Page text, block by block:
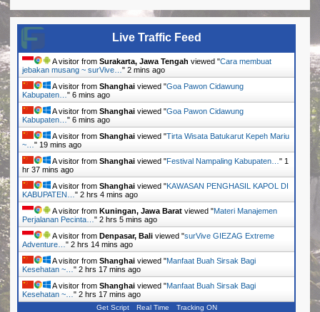
Live Traffic Feed
A visitor from Surakarta, Jawa Tengah viewed "Cara membuat
jebakan musang ~ surVive… " 2 mins ago
A visitor from Shanghai viewed "Goa Pawon Cidawung
Kabupaten… " 6 mins ago
A visitor from Shanghai viewed "Goa Pawon Cidawung
Kabupaten… " 6 mins ago
A visitor from Shanghai viewed "Tirta Wisata Batukarut Kepeh Mariu
~… " 19 mins ago
A visitor from Shanghai viewed "Festival Nampaling Kabupaten… " 1
hr 37 mins ago
A visitor from Shanghai viewed "KAWASAN PENGHASIL KAPOL DI
KABUPATEN… " 2 hrs 4 mins ago
A visitor from Kuningan, Jawa Barat viewed "Materi Manajemen
Perjalanan Pecinta… " 2 hrs 5 mins ago
A visitor from Denpasar, Bali viewed "surVive GIEZAG Extreme
Adventure… " 2 hrs 14 mins ago
A visitor from Shanghai viewed "Manfaat Buah Sirsak Bagi
Kesehatan ~… " 2 hrs 17 mins ago
A visitor from Shanghai viewed "Manfaat Buah Sirsak Bagi
Kesehatan ~… " 2 hrs 17 mins ago
Get Script Real Time Tracking ON